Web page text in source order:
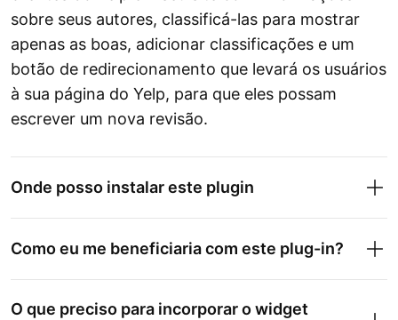
sobre seus autores, classificá-las para mostrar
apenas as boas, adicionar classificações e um
botão de redirecionamento que levará os usuários
à sua página do Yelp, para que eles possam
escrever um nova revisão.
Onde posso instalar este plugin
Como eu me beneficiaria com este plug-in?
O que preciso para incorporar o widget